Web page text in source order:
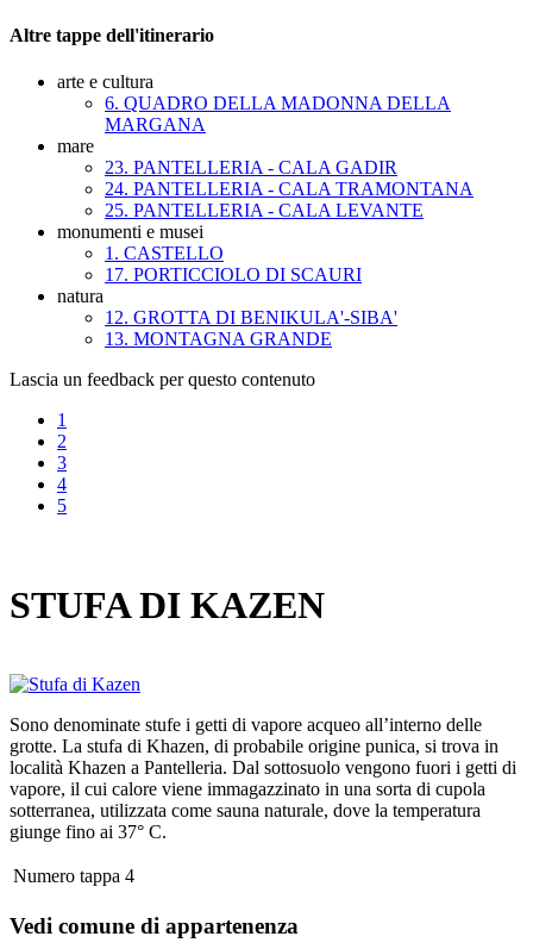
Altre tappe dell'itinerario
arte e cultura
6. QUADRO DELLA MADONNA DELLA
MARGANA
mare
23. PANTELLERIA - CALA GADIR
24. PANTELLERIA - CALA TRAMONTANA
25. PANTELLERIA - CALA LEVANTE
monumenti e musei
1. CASTELLO
17. PORTICCIOLO DI SCAURI
natura
12. GROTTA DI BENIKULA'-SIBA'
13. MONTAGNA GRANDE
Lascia un feedback per questo contenuto
1
2
3
4
5
STUFA DI KAZEN
Sono denominate stufe i getti di vapore acqueo all’interno delle
grotte. La stufa di Khazen, di probabile origine punica, si trova in
località Khazen a Pantelleria. Dal sottosuolo vengono fuori i getti di
vapore, il cui calore viene immagazzinato in una sorta di cupola
sotterranea, utilizzata come sauna naturale, dove la temperatura
giunge fino ai 37° C.
Numero tappa 4
Vedi comune di appartenenza